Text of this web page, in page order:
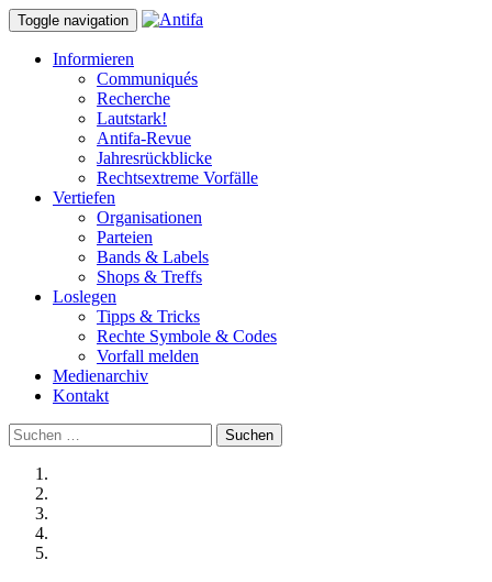
Toggle navigation
Informieren
Communiqués
Recherche
Lautstark!
Antifa-Revue
Jahresrückblicke
Rechtsextreme Vorfälle
Vertiefen
Organisationen
Parteien
Bands & Labels
Shops & Treffs
Loslegen
Tipps & Tricks
Rechte Symbole & Codes
Vorfall melden
Medienarchiv
Kontakt
Suchen
nach: